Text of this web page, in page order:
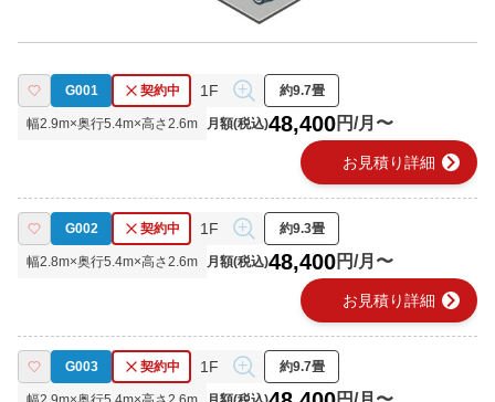
G001 契約中 1F 約9.7畳
幅2.9m×奥行5.4m×高さ2.6m 月額(税込)48,400円/月〜
お見積り詳細 chevron_right
G002 契約中 1F 約9.3畳
幅2.8m×奥行5.4m×高さ2.6m 月額(税込)48,400円/月〜
お見積り詳細 chevron_right
G003 契約中 1F 約9.7畳